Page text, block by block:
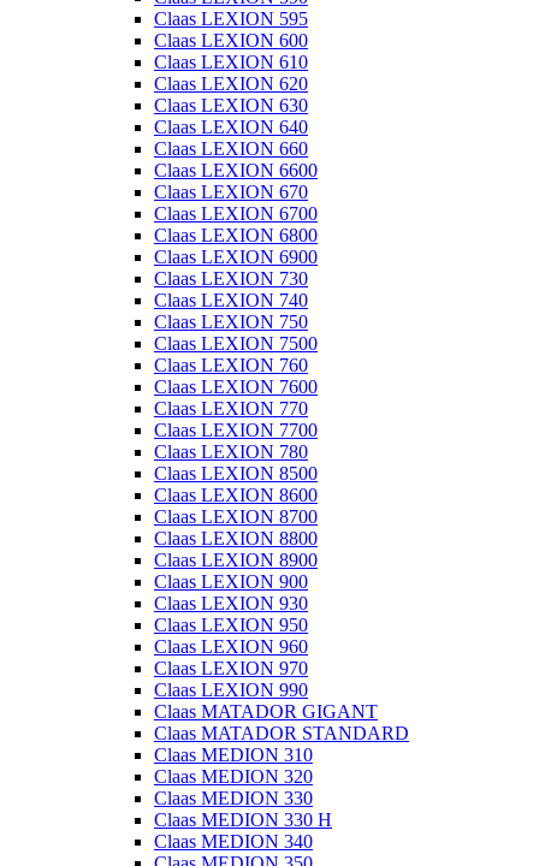
Claas LEXION 595
Claas LEXION 600
Claas LEXION 610
Claas LEXION 620
Claas LEXION 630
Claas LEXION 640
Claas LEXION 660
Claas LEXION 6600
Claas LEXION 670
Claas LEXION 6700
Claas LEXION 6800
Claas LEXION 6900
Claas LEXION 730
Claas LEXION 740
Claas LEXION 750
Claas LEXION 7500
Claas LEXION 760
Claas LEXION 7600
Claas LEXION 770
Claas LEXION 7700
Claas LEXION 780
Claas LEXION 8500
Claas LEXION 8600
Claas LEXION 8700
Claas LEXION 8800
Claas LEXION 8900
Claas LEXION 900
Claas LEXION 930
Claas LEXION 950
Claas LEXION 960
Claas LEXION 970
Claas LEXION 990
Claas MATADOR GIGANT
Claas MATADOR STANDARD
Claas MEDION 310
Claas MEDION 320
Claas MEDION 330
Claas MEDION 330 H
Claas MEDION 340